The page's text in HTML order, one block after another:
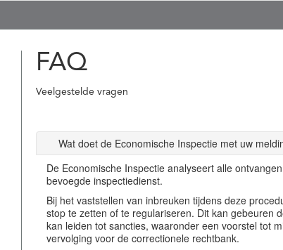
FAQ
Veelgestelde vragen
Wat doet de Economische Inspectie met uw
De Economische Inspectie analyseert alle
bevoegde inspectiedienst.
Bij het vaststellen van inbreuken tijdens deze
stop te zetten of te regulariseren. Dit kan gebeuren
kan leiden tot sancties, waaronder een voorstel tot
vervolging voor de correctionele rechtbank.